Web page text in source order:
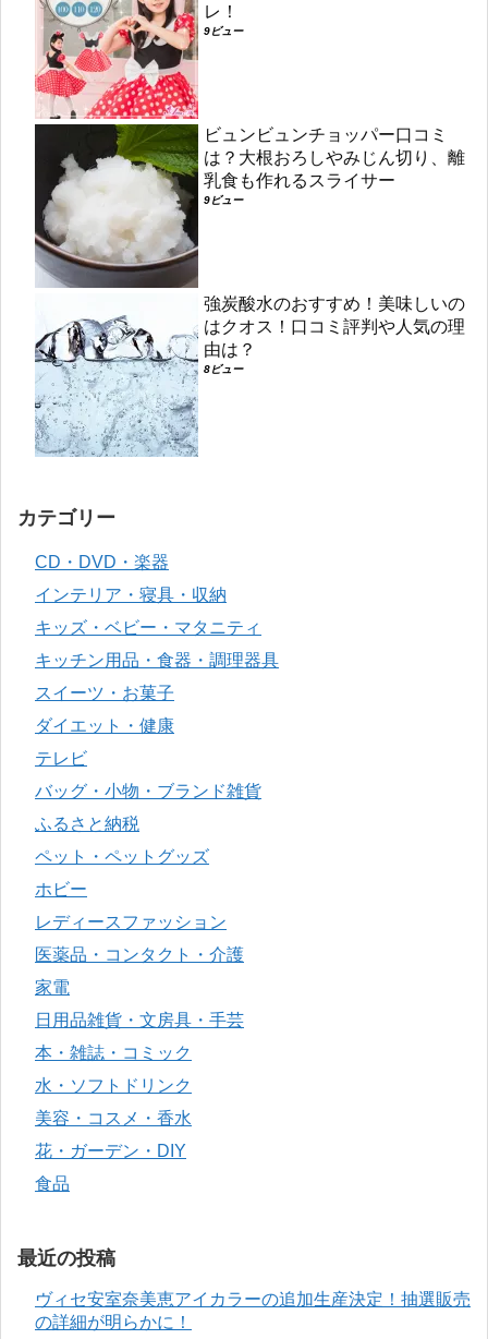
レ！
9ビュー
ビュンビュンチョッパー口コミ
は？大根おろしやみじん切り、離
乳食も作れるスライサー
9ビュー
強炭酸水のおすすめ！美味しいの
はクオス！口コミ評判や人気の理
由は？
8ビュー
カテゴリー
CD・DVD・楽器
インテリア・寝具・収納
キッズ・ベビー・マタニティ
キッチン用品・食器・調理器具
スイーツ・お菓子
ダイエット・健康
テレビ
バッグ・小物・ブランド雑貨
ふるさと納税
ペット・ペットグッズ
ホビー
レディースファッション
医薬品・コンタクト・介護
家電
日用品雑貨・文房具・手芸
本・雑誌・コミック
水・ソフトドリンク
美容・コスメ・香水
花・ガーデン・DIY
食品
最近の投稿
ヴィセ安室奈美恵アイカラーの追加生産決定！抽選販売
の詳細が明らかに！